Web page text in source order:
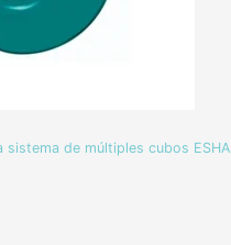
sistema de múltiples cubos ESHA